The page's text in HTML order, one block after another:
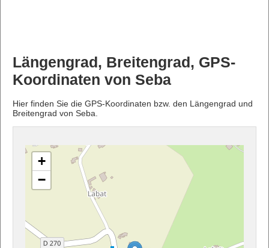
Längengrad, Breitengrad, GPS-
Koordinaten von Seba
Hier finden Sie die GPS-Koordinaten bzw. den Längengrad und
Breitengrad von Seba.
+
−